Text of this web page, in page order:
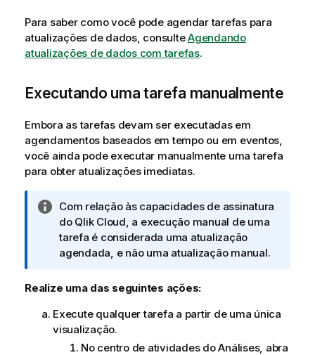
Para saber como você pode agendar tarefas para
atualizações de dados, consulteAgendando
atualizações de dados com tarefas.
Executando uma tarefa manualmente
Embora as tarefas devam ser executadas em
agendamentos baseados em tempo ou em eventos,
você ainda pode executar manualmente uma tarefa
para obter atualizações imediatas.
N
o
t
a
n
o
r
Com relação às capacidades de assinatura
do Qlik Cloud, a execução manual de uma
tarefa é considerada uma atualização
agendada, e não uma atualização manual.
Realize uma das seguintes ações:
Execute qualquer tarefa a partir de uma única
visualização.
No centro de atividades doAnálises, abra